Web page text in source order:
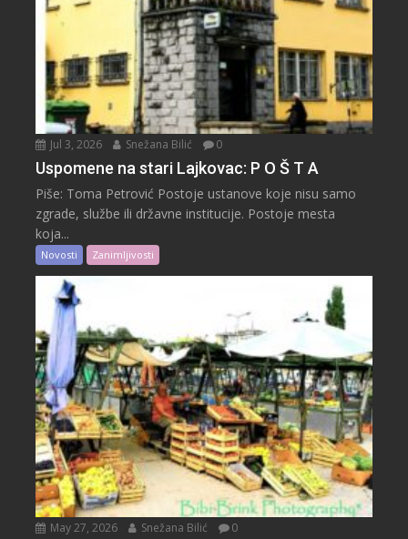
Jul 3, 2026 Snežana Bilić 0
Uspomene na stari Lajkovac: P O Š T A
Piše: Toma Petrović Postoje ustanove koje nisu samo
zgrade, službe ili državne institucije. Postoje mesta
koja...
Novosti Zanimljivosti
May 27, 2026 Snežana Bilić 0